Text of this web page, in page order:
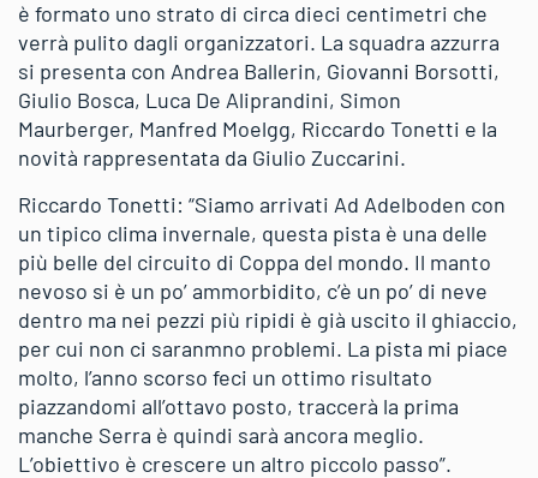
è formato uno strato di circa dieci centimetri che
verrà pulito dagli organizzatori. La squadra azzurra
si presenta con Andrea Ballerin, Giovanni Borsotti,
Giulio Bosca, Luca De Aliprandini, Simon
Maurberger, Manfred Moelgg, Riccardo Tonetti e la
novità rappresentata da Giulio Zuccarini.
Riccardo Tonetti: “Siamo arrivati Ad Adelboden con
un tipico clima invernale, questa pista è una delle
più belle del circuito di Coppa del mondo. Il manto
nevoso si è un po’ ammorbidito, c’è un po’ di neve
dentro ma nei pezzi più ripidi è già uscito il ghiaccio,
per cui non ci saranmno problemi. La pista mi piace
molto, l’anno scorso feci un ottimo risultato
piazzandomi all’ottavo posto, traccerà la prima
manche Serra è quindi sarà ancora meglio.
L’obiettivo è crescere un altro piccolo passo”.